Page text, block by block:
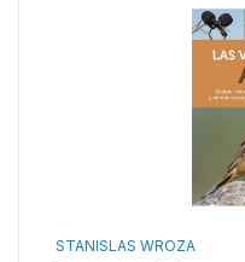
STANISLAS WROZA